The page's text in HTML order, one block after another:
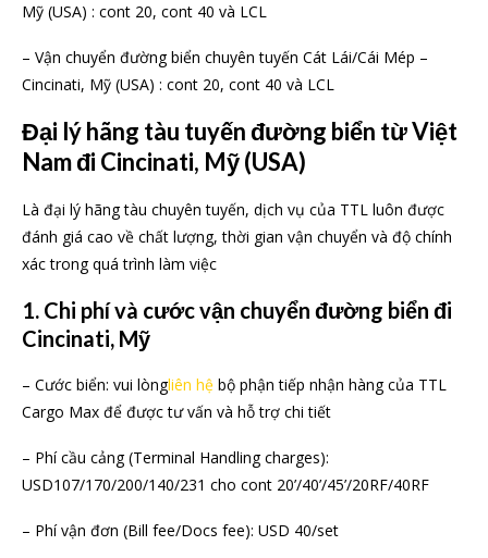
Mỹ (USA) : cont 20, cont 40 và LCL
– Vận chuyển đường biển chuyên tuyến Cát Lái/Cái Mép –
Cincinati, Mỹ (USA) : cont 20, cont 40 và LCL
Đại lý hãng tàu tuyến đường biển từ Việt
Nam đi Cincinati, Mỹ (USA)
Là đại lý hãng tàu chuyên tuyến, dịch vụ của TTL luôn được
đánh giá cao về chất lượng, thời gian vận chuyển và độ chính
xác trong quá trình làm việc
1. Chi phí và cước vận chuyển đường biển đi
Cincinati, Mỹ
– Cước biển: vui lòngliên hệ bộ phận tiếp nhận hàng của TTL
Cargo Max để được tư vấn và hỗ trợ chi tiết
– Phí cầu cảng (Terminal Handling charges):
USD107/170/200/140/231 cho cont 20’/40’/45’/20RF/40RF
– Phí vận đơn (Bill fee/Docs fee): USD 40/set